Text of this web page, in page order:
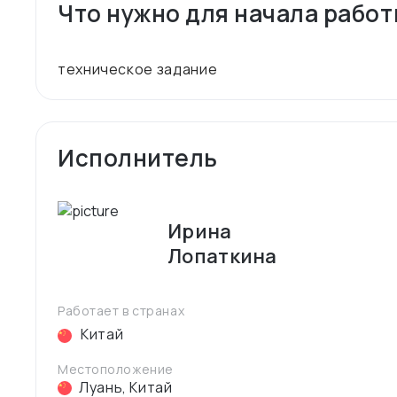
Что нужно для начала
Исполнитель
Ирина
Лопаткина
Работает в странах
Китай
Местоположение
Луань,Китай